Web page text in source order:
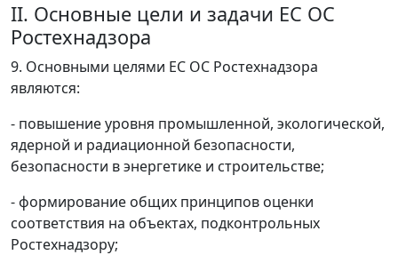
II. Основные цели и задачи ЕС ОС
Ростехнадзора
9. Основными целями ЕС ОС Ростехнадзора
являются:
- повышение уровня промышленной, экологической,
ядерной и радиационной безопасности,
безопасности в энергетике и строительстве;
- формирование общих принципов оценки
соответствия на объектах, подконтрольных
Ростехнадзору;